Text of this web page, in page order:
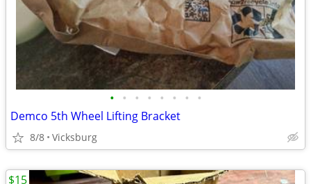
• • • • • • • •
Demco 5th Wheel Lifting Bracket
8/8 Vicksburg
$15